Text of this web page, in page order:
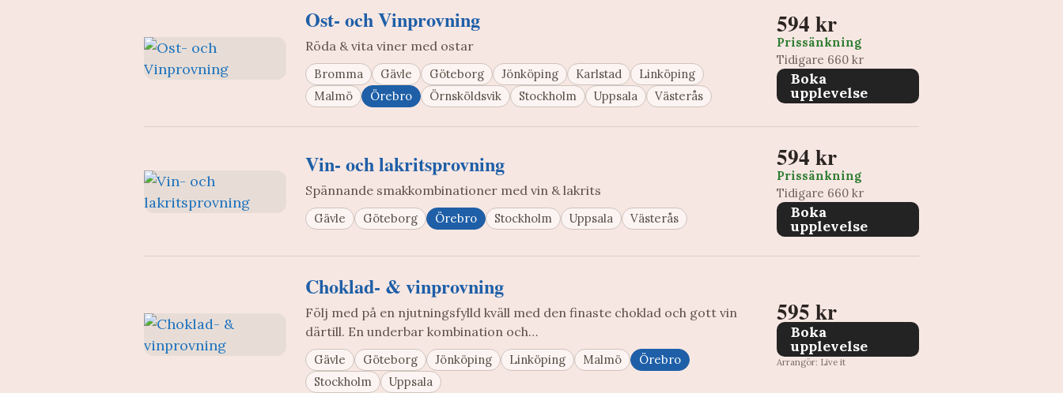
Ost- och Vinprovning
Röda & vita viner med ostar
Bromma Gävle Göteborg Jönköping Karlstad
Linköping
Malmö
Örebro Örnsköldsvik Stockholm Uppsala Västerås
594 kr
Prissänkning
Tidigare 660 kr
Boka
upplevelse
Vin- och lakritsprovning
Spännande smakkombinationer med vin & lakrits
Gävle Göteborg Örebro Stockholm Uppsala Västerås
594 kr
Prissänkning
Tidigare 660 kr
Boka
upplevelse
Choklad- & vinprovning
Följ med på en njutningsfylld kväll med den finaste choklad och gott vin
därtill. En underbar kombination och…
Gävle Göteborg Jönköping Linköping Malmö
Örebro
Stockholm
Uppsala
595 kr
Boka
upplevelse
Arrangör: Live it